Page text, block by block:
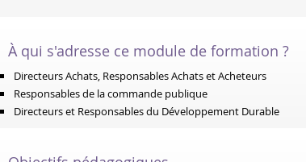
À qui s'adresse ce module de formation ?
Directeurs Achats, Responsables Achats et Acheteurs
Responsables de la commande publique
Directeurs et Responsables du Développement Durable